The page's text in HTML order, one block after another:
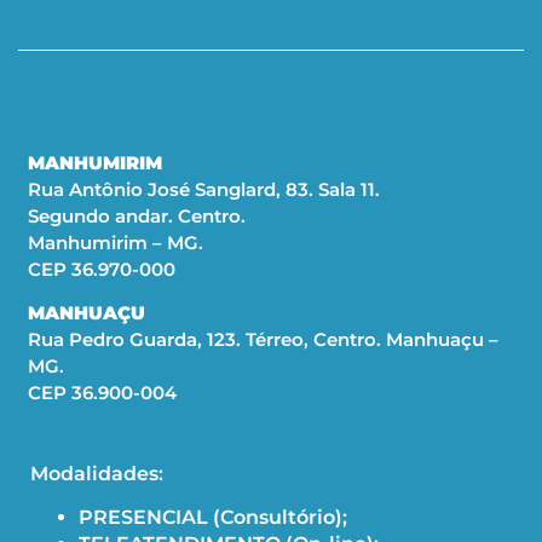
MANHUMIRIM
Rua Antônio José Sanglard, 83. Sala 11.
Segundo andar. Centro.
Manhumirim – MG.
CEP 36.970-000
MANHUAÇU
Rua Pedro Guarda, 123. Térreo, Centro. Manhuaçu –
MG.
CEP 36.900-004
Modalidades:
PRESENCIAL (Consultório);